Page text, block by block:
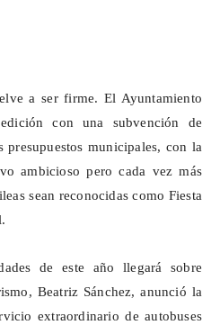
a ser firme. El Ayuntamiento
con una subvención de
municipales, con la
ambicioso pero cada vez más
sean reconocidas como Fiesta
de este año llegará sobre
Beatriz Sánchez, anunció la
extraordinario de autobuses